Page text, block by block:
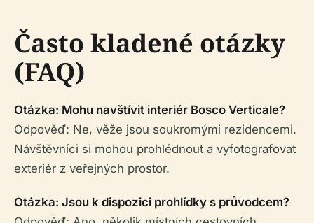
Často kladené otázky
(FAQ)
Otázka: Mohu navštívit interiér Bosco Verticale?
Odpověď: Ne, věže jsou soukromými rezidencemi.
Návštěvníci si mohou prohlédnout a vyfotografovat
exteriér z veřejných prostor.
Otázka: Jsou k dispozici prohlídky s průvodcem?